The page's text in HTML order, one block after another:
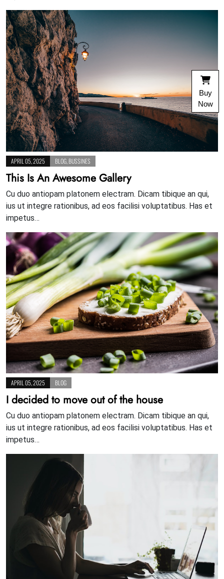
APRIL 05, 2025 BLOG BUSSINES
This Is An Awesome Gallery
Cu duo antiopam platonem electram. Dicam tibique an qui,
ius ut integre rationibus, ad eos facilisi voluptatibus. Has et
impetus…
APRIL 05, 2025 BLOG
I decided to move out of the house
Cu duo antiopam platonem electram. Dicam tibique an qui,
ius ut integre rationibus, ad eos facilisi voluptatibus. Has et
impetus…
Buy
Now